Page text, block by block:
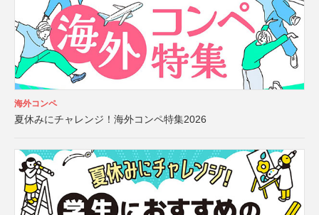
海外コンペ
夏休みにチャレンジ！海外コンペ特集2026